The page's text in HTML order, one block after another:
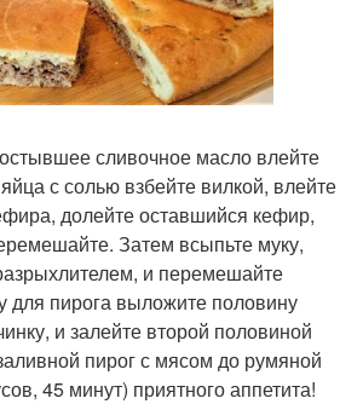
сливочное масло влейте
с солью взбейте вилкой, влейте
долейте оставшийся кефир,
Затем всыпьте муку,
и перемешайте
пирога выложите половину
и залейте второй половиной
пирог с мясом до румяной
45 минут) приятного аппетита!